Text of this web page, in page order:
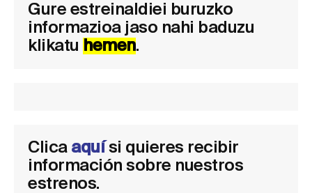
Gure estreinaldiei buruzko
informazioa jaso nahi baduzu
klikatu hemen.
Clica aquísi quieres recibir
información sobre nuestros
estrenos.